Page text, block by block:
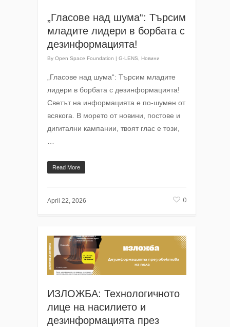
„Гласове над шума“: Търсим
младите лидери в борбата с
дезинформацията!
By Open Space Foundation | G-LENS Новини
„Гласове над шума“: Търсим младите
лидери в борбата с дезинформацията!
Светът на информацията е по-шумен от
всякога. В морето от новини, постове и
дигитални кампании, твоят глас е този,
Read More
April 22, 2026 0
ИЗЛОЖБА: Технологичното
лице на насилието и
дезинформацията през